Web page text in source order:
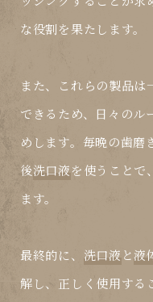
な役割を果たします。
また、これらの製品
できるため、日々のル
めします。毎晩の歯磨
後洗口液を使うことで
ます。
最終的に、 洗口液 と液
解し、正しく使用する